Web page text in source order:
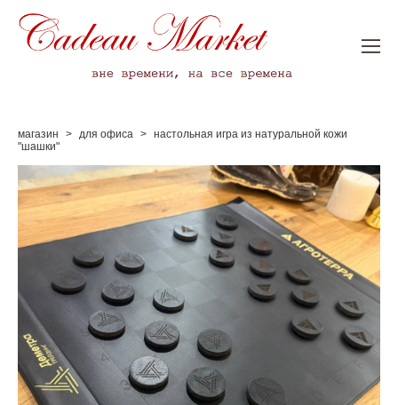
магазин > для офиса > настольная игра из натуральной кожи
"шашки"